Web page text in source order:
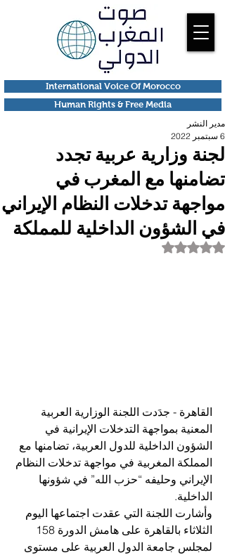
Human Rights & Free Media
International Voice Of Morocco
لجنة وزارية عربية تجدد
تضامنها مع المغرب في
مواجهة تدخلات النظام الإيراني
في الشؤون الداخلية للمملكة
مدير النشر
6 سبتمبر 2022
تم التقييم بـ ليس رقمًا من أصل 5 نجوم.
القاهرة - جدَدت اللجنة الوزارية العربية
المعنية بمواجهة التدخلات الإيرانية في
الشؤون الداخلية للدول العربية، تضامنها مع
المملكة المغربية في مواجهة تدخلات النظام
الإيراني وحليفه “حزب الله” في شؤونها
الداخلية.
وأشارت اللجنة التي عقدت اجتماعها اليوم
لمجلس جامعة الدول العربية على مستوى